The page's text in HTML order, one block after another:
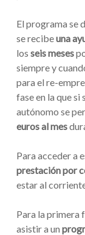
El programa se
se recibeuna
los seismeses
siempre y
para el re-
fase en la que si
autónomo se
euros al mes
Para acceder a
prestación por
estar al
Para la primera
asistir a un